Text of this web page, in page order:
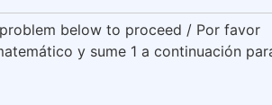
below to proceed / Por favor
y sume 1 a continuación